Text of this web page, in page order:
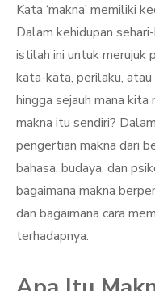
Kata ‘makna’ memiliki
Dalam kehidupan
istilah ini untuk merujuk
kata-kata, perilaku,
hingga sejauh mana
makna itu sendiri?
pengertian makna dari
bahasa, budaya, dan
bagaimana makna
dan bagaimana cara
terhadapnya.